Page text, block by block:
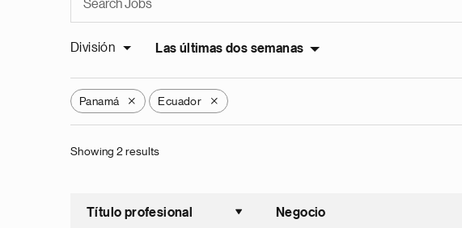
División Las últimas dos semanas
Panamá X Ecuador X
Showing 2 results
Título profesional
Ordenar
Negocio